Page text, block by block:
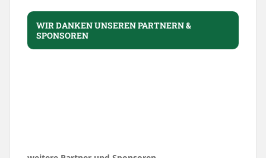
WIR DANKEN UNSEREN PARTNERN &
SPONSOREN